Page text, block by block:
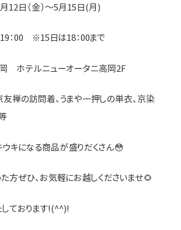
12日（金）～5月15日(月)
：00 ※15日は18：00まで
ホテルニューオータニ高岡2F
禅の訪問着、うまや一押しの単衣、京染
キになる商品が盛りだくさん😳
方ぜひ、お気軽にお越しくださいませ🌻
ております!(^^)!